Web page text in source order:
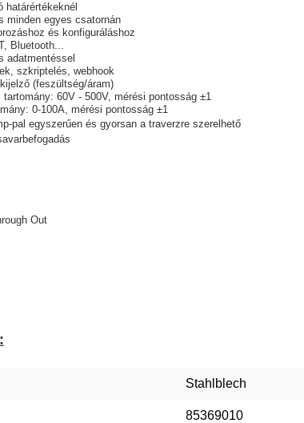
határértékeknél
minden egyes csatornán
és konfiguráláshoz
Bluetooth...
adatmentéssel
szkriptelés, webhook
(feszültség/áram)
60V - 500V, mérési pontosság ‎±1
0-100A, mérési pontosság ±1
pal egyszerűen és gyorsan a traverzre szerelhető
Out
Stahlblech
85369010